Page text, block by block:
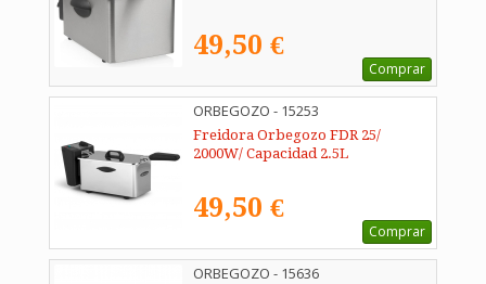
49,50 €
Comprar
ORBEGOZO - 15253
Freidora Orbegozo FDR 25/
2000W/ Capacidad 2.5L
49,50 €
Comprar
ORBEGOZO - 15636